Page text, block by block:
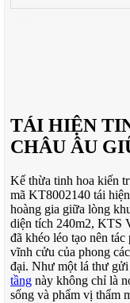
TÁI HIỆN
CHÂU ÂU
Kế thừa tinh hoa kiến
mã KT8002140 tái
hoàng gia giữa lòng
diện tích 240m2, KTS
đã khéo léo tạo nên
vĩnh cửu của phong
đại. Như một lá thư
tầng này không chỉ là
sống và phẩm vị thẩm